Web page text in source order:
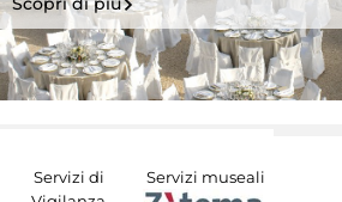
Servizi di
Servizi museali